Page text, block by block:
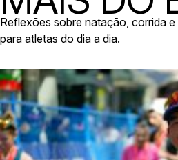
Reflexões sobre natação, corrida e
para atletas do dia a dia.